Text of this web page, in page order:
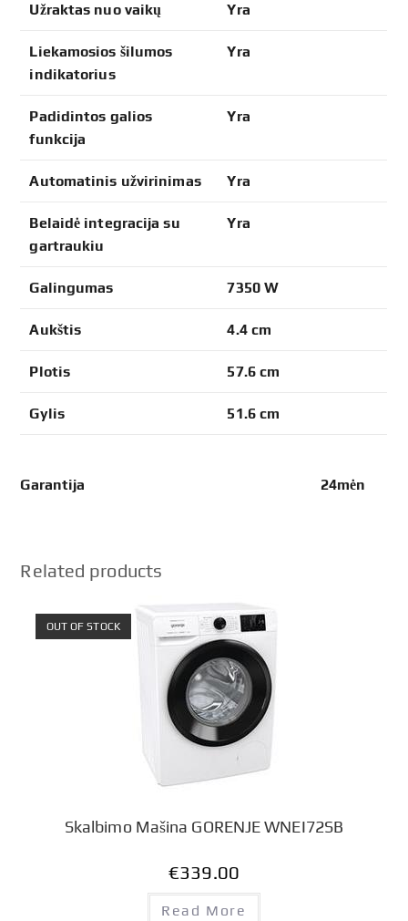
Užraktas nuo vaikų Yra
Liekamosios šilumos
indikatorius
Yra
Padidintos galios
funkcija
Yra
Automatinis užvirinimas Yra
Belaidė integracija su
gartraukiu
Yra
Galingumas 7350 W
Aukštis 4.4 cm
Plotis 57.6 cm
Gylis 51.6 cm
Garantija 24mėn
Related products
OUT OF STOCK
Skalbimo Mašina GORENJE WNEI72SB
€339.00
Read More